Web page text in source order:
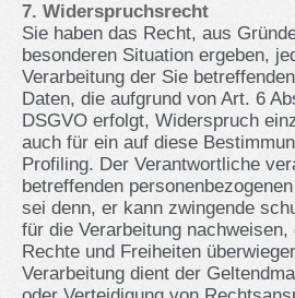
7. Widerspruchsrecht
Sie haben das Recht, aus
besonderen Situation ergeben,
Verarbeitung der Sie
Daten, die aufgrund von Art. 6
DSGVO erfolgt, Widerspruch
auch für ein auf diese
Profiling. Der Verantwortliche
betreffenden
sei denn, er kann zwingende
für die Verarbeitung
Rechte und Freiheiten
Verarbeitung dient der